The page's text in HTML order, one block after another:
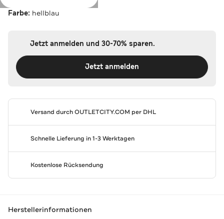
Farbe: hellblau
Jetzt anmelden und 30-70% sparen.
Jetzt anmelden
Versand durchOUTLETCITY.COM per DHL
Schnelle Lieferung in 1-3 Werktagen
Kostenlose Rücksendung
Herstellerinformationen